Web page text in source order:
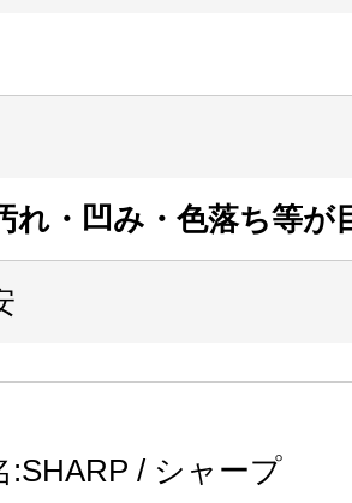
れ・凹み・色落ち等が
:SHARP / シャープ